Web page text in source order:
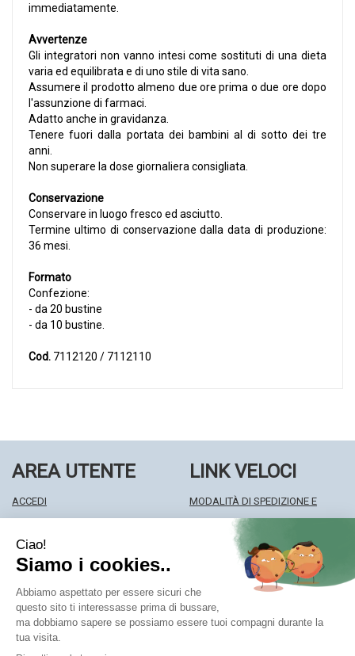
immediatamente.
Avvertenze
Gli integratori non vanno intesi come sostituti di una dieta
varia ed equilibrata e di uno stile di vita sano.
Assumere il prodotto almeno due ore prima o due ore dopo
l'assunzione di farmaci.
Adatto anche in gravidanza.
Tenere fuori dalla portata dei bambini al di sotto dei tre
anni.
Non superare la dose giornaliera consigliata.
Conservazione
Conservare in luogo fresco ed asciutto.
Termine ultimo di conservazione dalla data di produzione:
36 mesi.
Formato
Confezione:
- da 20 bustine
- da 10 bustine.
Cod. 7112120 / 7112110
AREA UTENTE
ACCEDI
WISHLIST
ISCRIZIONE ALLA NEWSLETTER
LINK VELOCI
MODALITÀ DI SPEDIZIONE E
MODALITÀ DI PAGAMENTO
INFORMATIVA PRIVACY
CONDIZIONI DI VENDITA
Farmacia Centrale Srl